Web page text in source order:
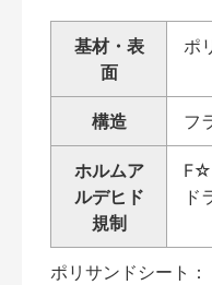
基材・表
面
ポ
構造 フ
ホルムア
ルデヒド
規制
ド
ポリサンドシート：